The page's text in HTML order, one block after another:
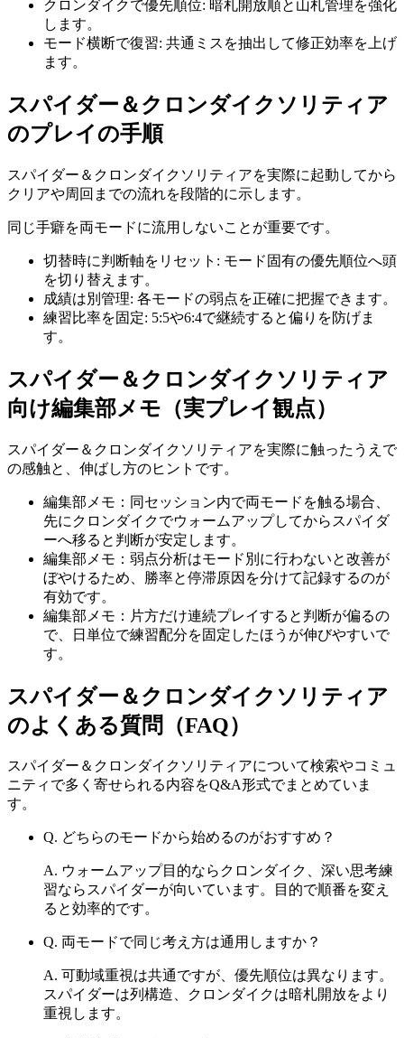
クロンダイクで優先順位: 暗札開放順と山札管理を強化
します。
モード横断で復習: 共通ミスを抽出して修正効率を上げ
ます。
スパイダー＆クロンダイクソリティア
のプレイの手順
スパイダー＆クロンダイクソリティアを実際に起動してから
クリアや周回までの流れを段階的に示します。
同じ手癖を両モードに流用しないことが重要です。
切替時に判断軸をリセット : モード固有の優先順位へ頭
を切り替えます。
成績は別管理: 各モードの弱点を正確に把握できます。
練習比率を固定: 5:5や6:4で継続すると偏りを防げま
す。
スパイダー＆クロンダイクソリティア
向け編集部メモ（実プレイ観点）
スパイダー＆クロンダイクソリティアを実際に触ったうえで
の感触と、伸ばし方のヒントです。
編集部メモ：同セッション内で両モードを触る場合、
先にクロンダイクでウォームアップしてからスパイダ
ーへ移ると判断が安定します。
編集部メモ：弱点分析はモード別に行わないと改善が
ぼやけるため、勝率と停滞原因を分けて記録するのが
有効です。
編集部メモ：片方だけ連続プレイすると判断が偏るの
で、日単位で練習配分を固定したほうが伸びやすいで
す。
スパイダー＆クロンダイクソリティア
のよくある質問（FAQ）
スパイダー＆クロンダイクソリティアについて検索やコミュ
ニティで多く寄せられる内容をQ&A形式でまとめていま
す。
Q. どちらのモードから始めるのがおすすめ？
A. ウォームアップ目的ならクロンダイク、深い思考練
習ならスパイダーが向いています。目的で順番を変え
ると効率的です。
Q. 両モードで同じ考え方は通用しますか？
A. 可動域重視は共通ですが、優先順位は異なります。
スパイダーは列構造、クロンダイクは暗札開放をより
重視します。